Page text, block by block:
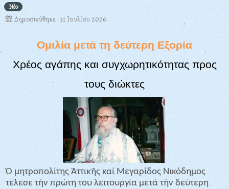
Νέο
Δημοσιεύθηκε : 31 Ιουλίου 2026
Ομιλία μετά τη δεύτερη Εξορία
Χρέος αγάπης και συγχωρητικότητας προς
τους διώκτες
Ὁ μητροπολίτης Ἀττικῆς καί Μεγαρίδος Νικόδημος
τέλεσε τήν πρώτη του λειτουργία μετά τήν δεύτερη